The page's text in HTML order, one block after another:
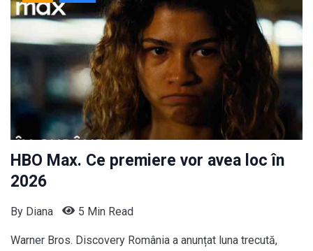
HBO Max. Ce premiere vor avea loc în
2026
By Diana 5 Min Read
Warner Bros. Discovery România a anunțat luna trecută,